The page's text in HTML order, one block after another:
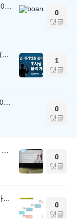
0
댓글
1
댓글
0
댓글
0
댓글
0
댓글